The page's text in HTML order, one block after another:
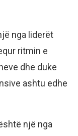
nga liderët
ritmin e
dhe duke
ashtu edhe
një nga